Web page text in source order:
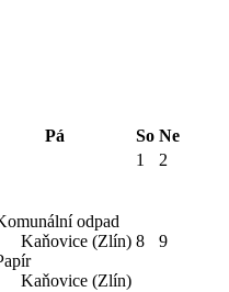
Pá So Ne
1 2
odpad
Kaňovice (Zlín)
Kaňovice (Zlín)
8 9